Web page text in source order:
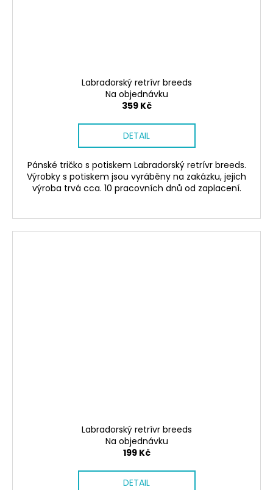
Labradorský retrívr breeds
Na objednávku
359 Kč
DETAIL
Pánské tričko s potiskem Labradorský retrívr breeds.
Výrobky s potiskem jsou vyráběny na zakázku, jejich
výroba trvá cca. 10 pracovních dnů od zaplacení.
Labradorský retrívr breeds
Na objednávku
199 Kč
DETAIL